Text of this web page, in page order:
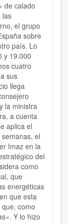
de calado
las
el grupo
sobre
país. Lo
y 19.000
cuatro
sus
llega
la ministra
a cuenta
aplica el
el
Imaz en la
del
como
que
energéticas
que esta
como
Y lo hizo